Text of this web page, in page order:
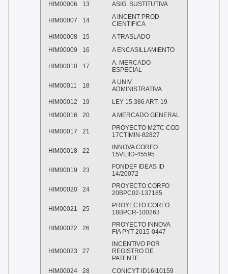
HIM00006
13 ASIG. SUSTITUTIVA
HIM00007 14
A INCENT PROD
CIENTIFICA
HIM00008
15
A TRASLADO
HIM00009
16 A ENCASILLAMIENTO
HIM00010 17
A. MERCADO
ESPECIAL
HIM00011 18
A UNIV
ADMINISTRATIVA
HIM00012
19
LEY 15.386 ART. 19
HIM00016
20 A MERCADO GENERAL
HIM00017 21
PROYECTO M2TC COD
17CTIMIN-82827
HIM00018 22
INNOVA CORFO
15VEIID-45595
HIM00019 23
FONDEF IDEAS ID
14/20072
HIM00020 24
PROYECTO CORFO
20BPC02-137185
HIM00021 25
PROYECTO CORFO
18BPCR-100263
HIM00022 26
PROYECTO INNOVA
FIA PYT 2015-0447
HIM00023 27
INCENTIVO POR
REGISTRO DE
PATENTE
HIM00024
28 CONICYT ID16I10159